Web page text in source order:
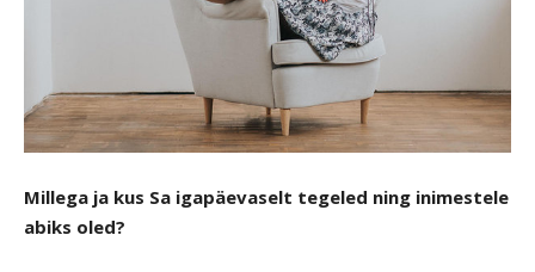
Millega ja kus Sa igapäevaselt tegeled ning inimestele
abiks oled?